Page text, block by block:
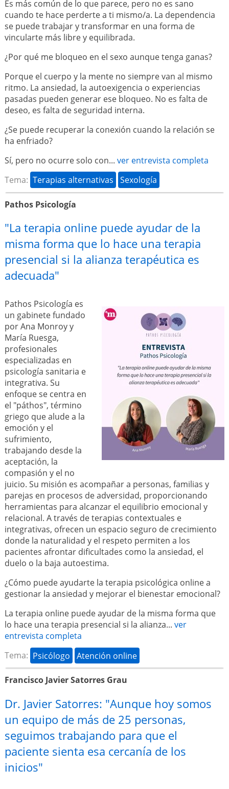
Es más común de lo que parece, pero no es sano
cuando te hace perderte a ti mismo/a. La dependencia
se puede trabajar y transformar en una forma de
vincularte más libre y equilibrada.
¿Por qué me bloqueo en el sexo aunque tenga ganas?
Porque el cuerpo y la mente no siempre van al mismo
ritmo. La ansiedad, la autoexigencia o experiencias
pasadas pueden generar ese bloqueo. No es falta de
deseo, es falta de seguridad interna.
¿Se puede recuperar la conexión cuando la relación se
ha enfriado?
Sí, pero no ocurre solo con... ver entrevista completa
Tema: Terapias alternativas Sexología
Pathos Psicología
"La terapia online puede ayudar de la
misma forma que lo hace una terapia
presencial si la alianza terapéutica es
adecuada"
Pathos Psicología es
un gabinete fundado
por Ana Monroy y
María Ruesga,
profesionales
especializadas en
psicología sanitaria e
integrativa. Su
enfoque se centra en
el "páthos", término
griego que alude a la
emoción y el
sufrimiento,
trabajando desde la
aceptación, la
compasión y el no
juicio. Su misión es acompañar a personas, familias y
parejas en procesos de adversidad, proporcionando
herramientas para alcanzar el equilibrio emocional y
relacional. A través de terapias contextuales e
integrativas, ofrecen un espacio seguro de crecimiento
donde la naturalidad y el respeto permiten a los
pacientes afrontar dificultades como la ansiedad, el
duelo o la baja autoestima.
¿Cómo puede ayudarte la terapia psicológica online a
gestionar la ansiedad y mejorar el bienestar emocional?
La terapia online puede ayudar de la misma forma que
lo hace una terapia presencial si la alianza... ver
entrevista completa
Tema: Psicólogo Atención online
Francisco Javier Satorres Grau
Dr. Javier Satorres: "Aunque hoy somos
un equipo de más de 25 personas,
seguimos trabajando para que el
paciente sienta esa cercanía de los
inicios"